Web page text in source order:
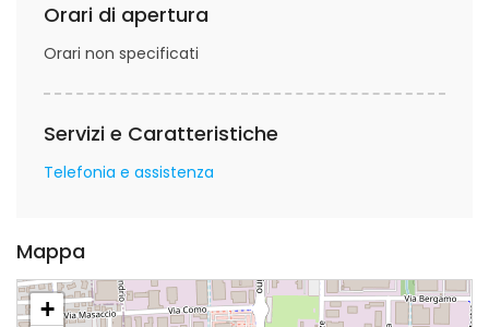
Orari di apertura
Orari non specificati
Servizi e Caratteristiche
Telefonia e assistenza
Mappa
+